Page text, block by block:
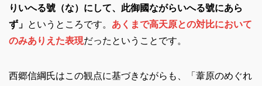
りいへる號（な）にして、此御國ながらいへる號にあら
ず」 というところです。 あくまで高天原との対比において
のみありえた表現だったということです。
西郷信綱氏はこの観点に基づきながらも、「葦原のめぐれ